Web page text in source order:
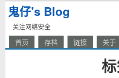
鬼仔's Blog
关注网络安全
首页 存档 链接 关于